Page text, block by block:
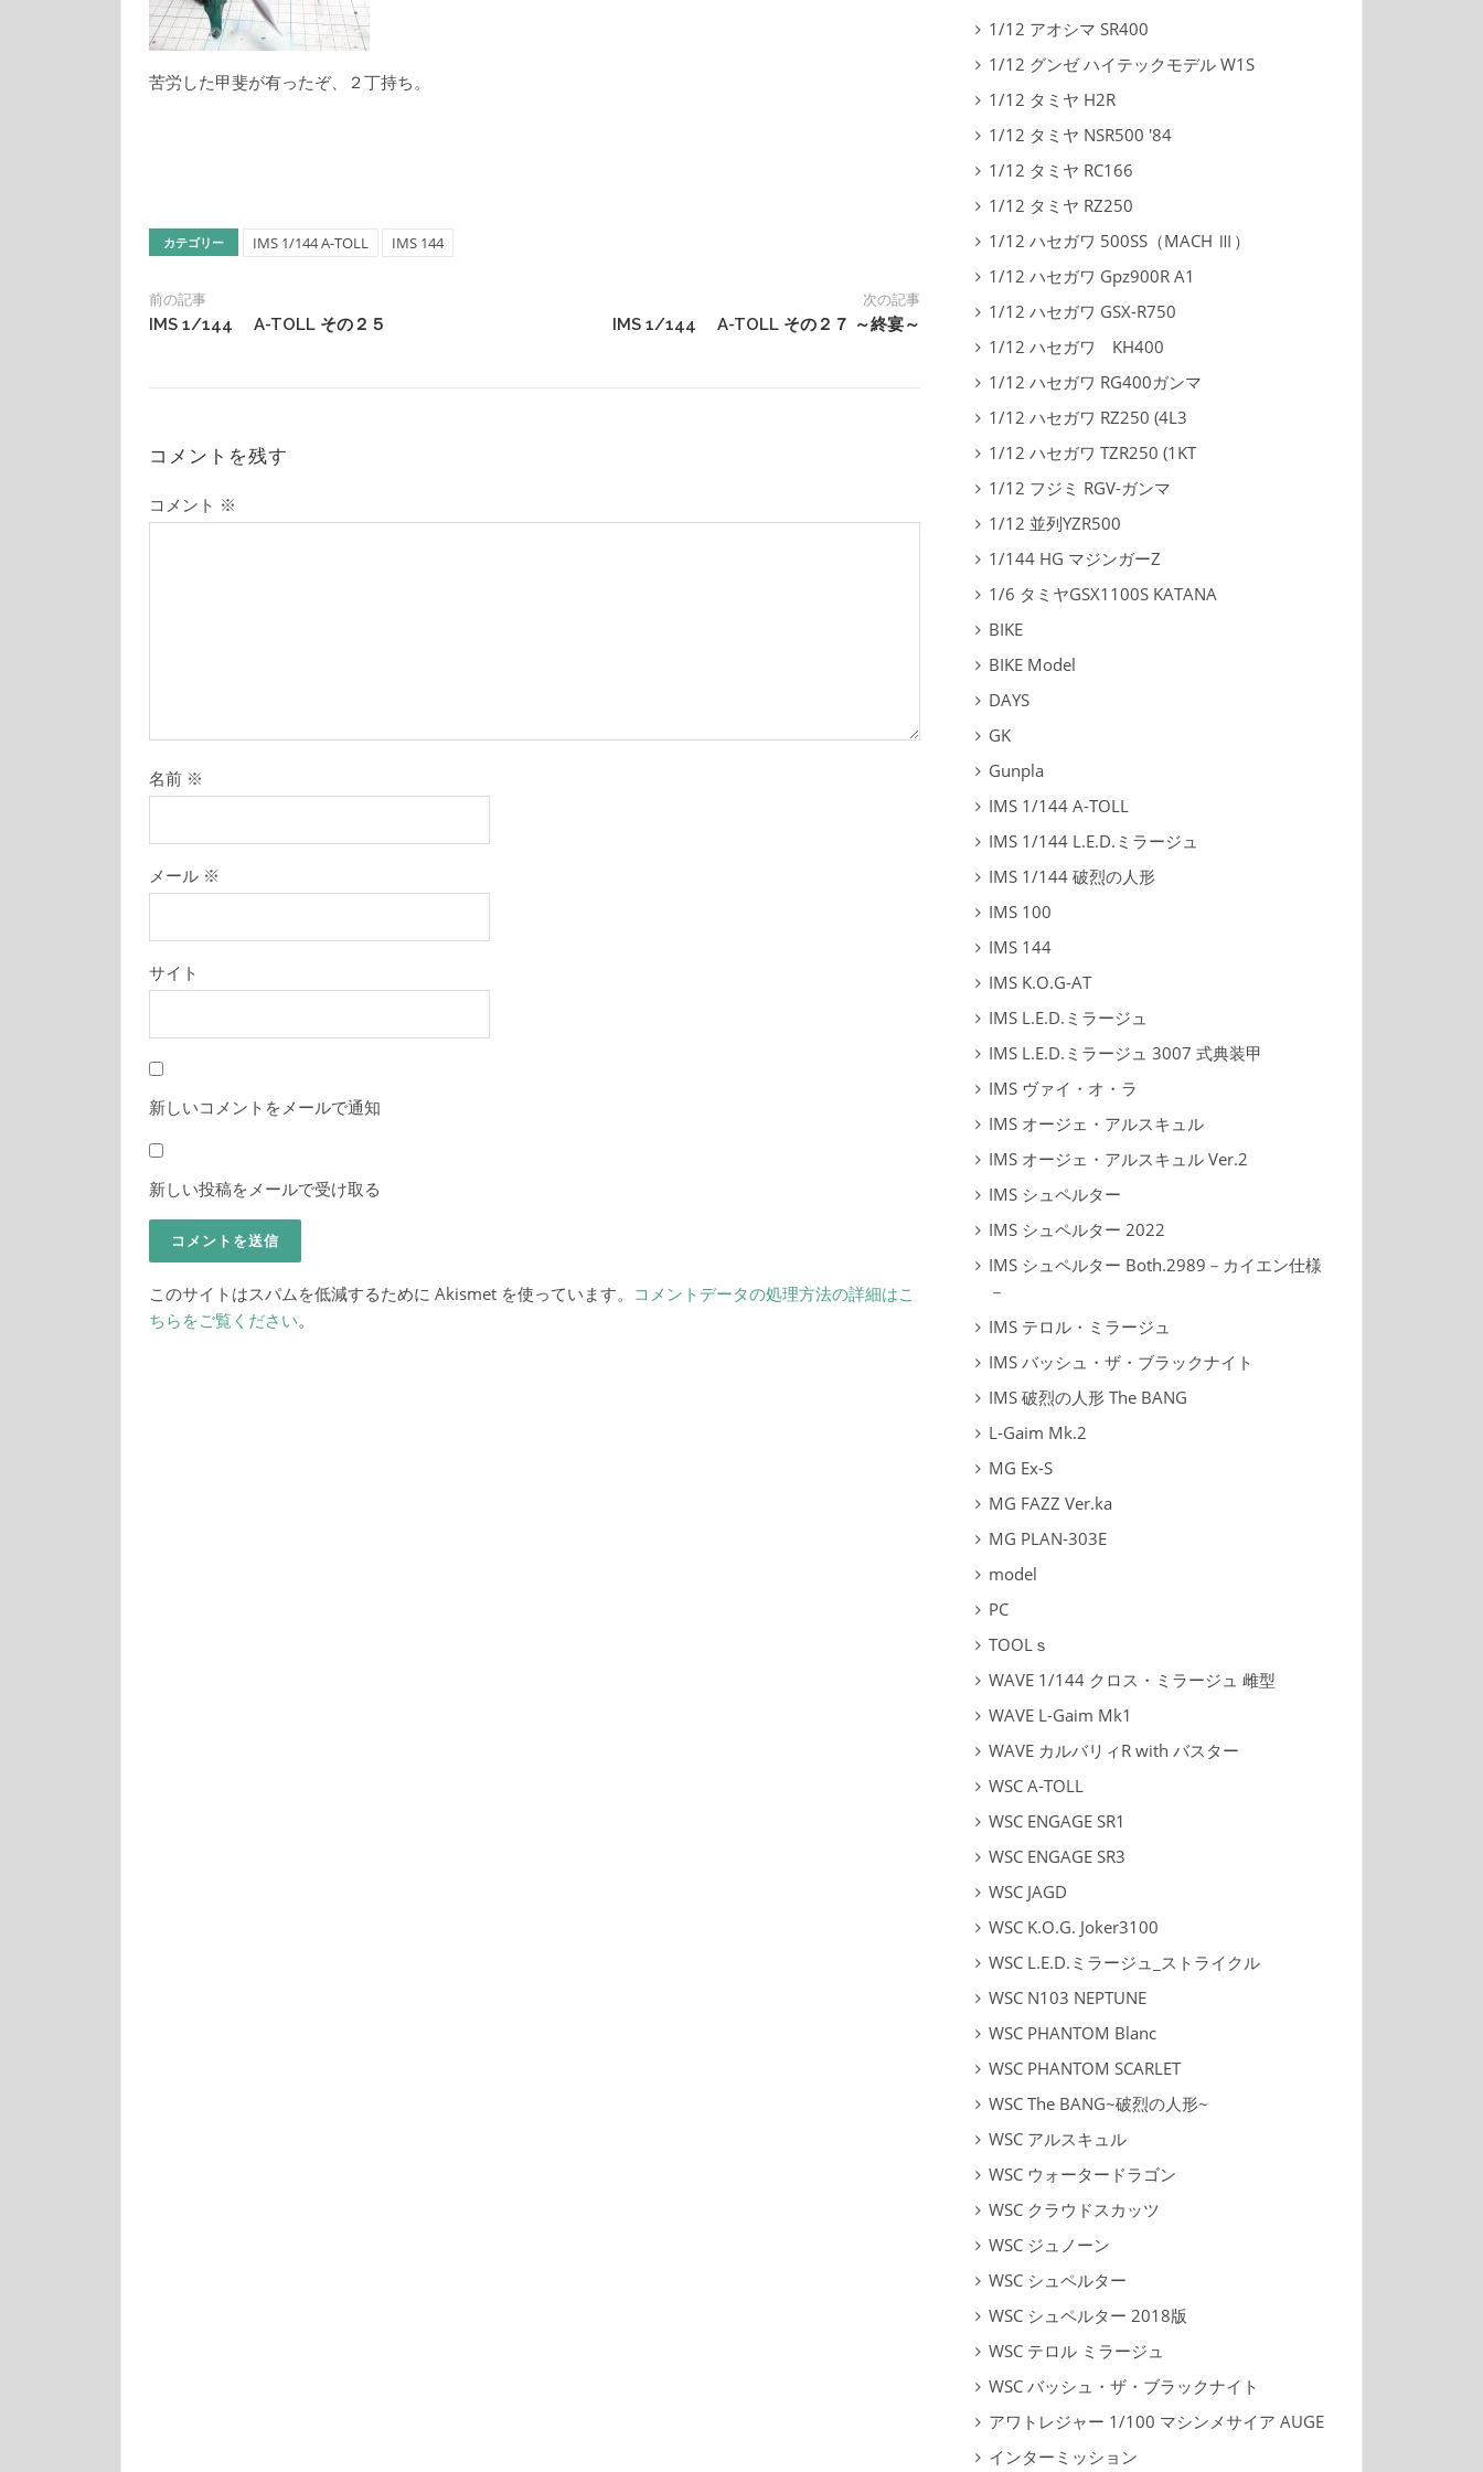
苦労した甲斐が有ったぞ、２丁持ち。
カテゴリー IMS 1/144 A-TOLL IMS 144
前の記事
IMS 1/144 A-TOLL その２５
次の記事
IMS 1/144 A-TOLL その２７ ～終宴～
コメントを残す
コメント ※
名前 ※
メール ※
サイト
新しいコメントをメールで通知
新しい投稿をメールで受け取る
このサイトはスパムを低減するために Akismet を使っています。 コメントデータの処理方法の詳細はこ
ちらをご覧ください。
1/12 アオシマ SR400
1/12 グンゼ ハイテックモデル W1S
1/12 タミヤ H2R
1/12 タミヤ NSR500 '84
1/12 タミヤ RC166
1/12 タミヤ RZ250
1/12 ハセガワ 500SS（MACH Ⅲ）
1/12 ハセガワ Gpz900R A1
1/12 ハセガワ GSX-R750
1/12 ハセガワ KH400
1/12 ハセガワ RG400ガンマ
1/12 ハセガワ RZ250 (4L3
1/12 ハセガワ TZR250 (1KT
1/12 フジミ RGV-ガンマ
1/12 並列YZR500
1/144 HG マジンガーZ
1/6 タミヤGSX1100S KATANA
BIKE
BIKE Model
DAYS
GK
Gunpla
IMS 1/144 A-TOLL
IMS 1/144 L.E.D.ミラージュ
IMS 1/144 破烈の人形
IMS 100
IMS 144
IMS K.O.G-AT
IMS L.E.D.ミラージュ
IMS L.E.D.ミラージュ 3007 式典装甲
IMS ヴァイ・オ・ラ
IMS オージェ・アルスキュル
IMS オージェ・アルスキュル Ver.2
IMS シュペルター
IMS シュペルター 2022
IMS シュペルター Both.2989－カイエン仕様
－
IMS テロル・ミラージュ
IMS バッシュ・ザ・ブラックナイト
IMS 破烈の人形 The BANG
L-Gaim Mk.2
MG Ex-S
MG FAZZ Ver.ka
MG PLAN-303E
model
PC
TOOLｓ
WAVE 1/144 クロス・ミラージュ 雌型
WAVE L-Gaim Mk1
WAVE カルバリィR with バスター
WSC A-TOLL
WSC ENGAGE SR1
WSC ENGAGE SR3
WSC JAGD
WSC K.O.G. Joker3100
WSC L.E.D.ミラージュ_ストライクル
WSC N103 NEPTUNE
WSC PHANTOM Blanc
WSC PHANTOM SCARLET
WSC The BANG~破烈の人形~
WSC アルスキュル
WSC ウォータードラゴン
WSC クラウドスカッツ
WSC ジュノーン
WSC シュペルター
WSC シュペルター 2018版
WSC テロル ミラージュ
WSC バッシュ・ザ・ブラックナイト
アワトレジャー 1/100 マシンメサイア AUGE
インターミッション